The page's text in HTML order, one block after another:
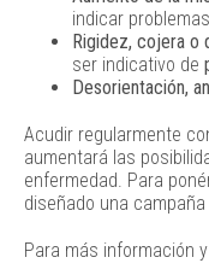
indicar
Rigidez, cojera o
ser indicativo de
Desorientación,
Acudir regularmente
aumentará las
enfermedad. Para
diseñado una
Para más información